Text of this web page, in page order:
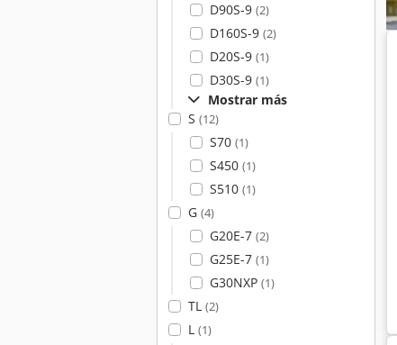
D90S-9 (2)
D160S-9 (2)
D20S-9 (1)
D30S-9 (1)
Mostrar más
S (12)
S70 (1)
S450 (1)
S510 (1)
G (4)
G20E-7 (2)
G25E-7 (1)
G30NXP (1)
TL (2)
L (1)